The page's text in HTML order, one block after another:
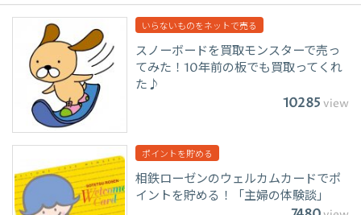
いらないものをネットで売る
スノーボードを買取モンスターで売っ
てみた！10年前の板でも買取ってくれ
た♪
10285 view
ポイントを貯める
相鉄ローゼンのウェルカムカードでポ
イントを貯める！「主婦の体験談」